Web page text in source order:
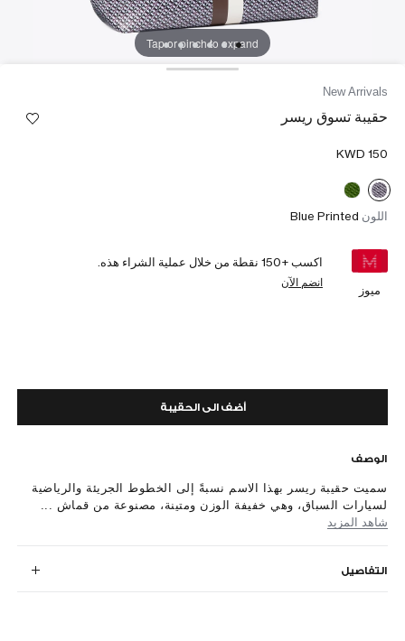
Tap or pinch to expand
New Arrivals
حقيبة تسوق ريسر
اللون Blue Printed
ميوز
اكسب +150 نقطة من خلال عملية الشراء هذه.
انضم الآن
أضف الى الحقيبة
الوصف
سميت حقيبة ريسر بهذا الاسم نسبةً إلى الخطوط الجريئة والرياضية
لسيارات السباق، وهي خفيفة الوزن ومتينة، مصنوعة من قماش ...
شاهد المزيد
التفاصيل